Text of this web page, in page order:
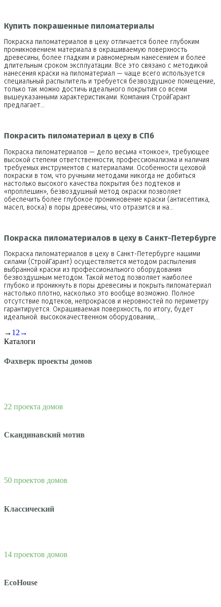
Купить покрашенные пиломатериалы
Покраска пиломатериалов в цеху отличается более глубоким
проникновением материала в окрашиваемую поверхность
древесины, более гладким и равномерным нанесением и более
длительным сроком эксплуатации. Все это связано с методикой
нанесения краски на пиломатериал — чаще всего используется
специальный распылитель и требуется безвоздушное помещение,
только так можно достичь идеального покрытия со всеми
вышеуказанными характеристиками. Компания СтройГарант
предлагает…
Покрасить пиломатериал в цеху в СПб
Покраска пиломатериалов — дело весьма «тонкое», требующее
высокой степени ответственности, профессионализма и наличия
требуемых инструментов с материалами. Особенности цеховой
покраски в том, что ручными методами никогда не добиться
настолько высокого качества покрытия без подтеков и
«проплешин», безвоздушный метод окраски позволяет
обеспечить более глубокое проникновение краски (антисептика,
масел, воска) в поры древесины, что отразится и на…
Покраска пиломатериалов в цеху в Санкт-Петербурге
Покраска пиломатериалов в цеху в Санкт-Петербурге нашими
силами (СтройГарант) осуществляется методом распыления
выбранной краски из профессионального оборудования
безвоздушным методом. Такой метод позволяет наиболее
глубоко и проникнуть в поры древесины и покрыть пиломатериал
настолько плотно, насколько это вообще возможно. Полное
отсутствие подтеков, непрокрасов и неровностей по периметру
гарантируется. Окрашиваемая поверхность, по итогу, будет
идеальной. высококачественном оборудовании,…
→ 1 2 →
Каталоги
Фахверк проекты домов
22 проекта домов
Скандинавский мотив
50 проектов домов
Классический
14 проектов домов
EcoHouse